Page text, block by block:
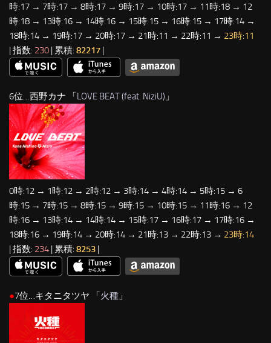
時:17 → 7時:17 → 8時:17 → 9時:17 → 10時:17 → 11時:18 → 12
時:18 → 13時:16 → 14時:16 → 15時:15 → 16時:15 → 17時:14 →
18時:14 → 19時:17 → 20時:17 → 21時:11 → 22時:11 → 23時:11
| 指数: 230 | 累積: 82217 |
6位…西野カナ 「 LOVE BEAT (feat. NiziU) 」
0時:12 → 1時:12 → 2時:12 → 3時:14 → 4時:14 → 5時:15 → 6
時:15 → 7時:15 → 8時:15 → 9時:15 → 10時:15 → 11時:16 → 12
時:16 → 13時:14 → 14時:14 → 15時:17 → 16時:17 → 17時:16 →
18時:16 → 19時:14 → 20時:14 → 21時:13 → 22時:13 → 23時:14
| 指数: 234 | 累積: 8253
●7位…キタニタツヤ 「火種 」